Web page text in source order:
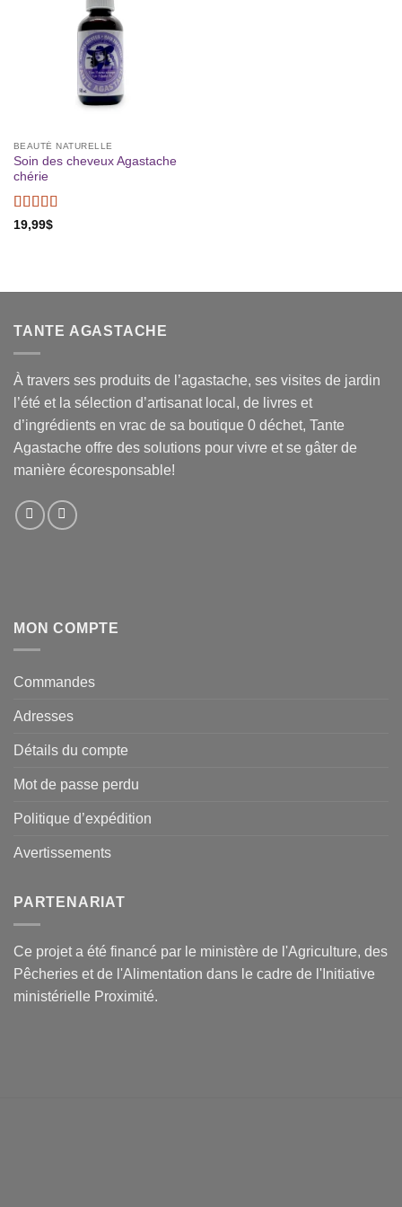
BEAUTÉ NATURELLE
Soin des cheveux Agastache
chérie
Note5sur 5
19,99$
TANTE AGASTACHE
À travers ses produits de l’agastache, ses visites de jardin
l’été et la sélection d’artisanat local, de livres et
d’ingrédients en vrac de sa boutique 0 déchet, Tante
Agastache offre des solutions pour vivre et se gâter de
manière écoresponsable!
MON COMPTE
Commandes
Adresses
Détails du compte
Mot de passe perdu
Politique d’expédition
Avertissements
PARTENARIAT
Ce projet a été financé par le ministère de l'Agriculture, des
Pêcheries et de l'Alimentation dans le cadre de l'Initiative
ministérielle Proximité.